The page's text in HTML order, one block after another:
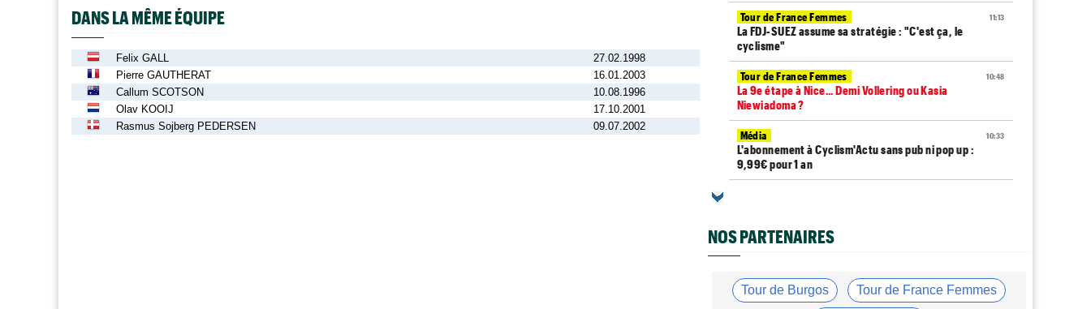
DANS LA MÊME ÉQUIPE
Felix GALL
27.02.1998
Pierre GAUTHERAT
16.01.2003
Callum SCOTSON
10.08.1996
Olav KOOIJ
17.10.2001
Rasmus Sojberg PEDERSEN
09.07.2002
11:13
Tour de France Femmes
La FDJ-SUEZ assume sa stratégie : "C'est ça, le
cyclisme"
10:48
Tour de France Femmes
La 9e étape à Nice... Demi Vollering ou Kasia
Niewiadoma ?
10:33
Média
L'abonnement à Cyclism'Actu sans pub ni pop up :
9,99€ pour 1 an
Tour de France Femmes
09:53
Média
NOS PARTENAIRES
Tour de Burgos Tour de France Femmes